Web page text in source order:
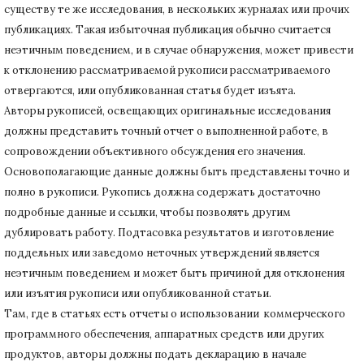
существу те же исследования, в нескольких журналах или прочих
публикациях. Такая избыточная публикация обычно считается
неэтичным поведением, и в случае обнаружения, может привести
к отклонению рассматриваемой рукописи рассматриваемого
отвергаются, или опубликованная статья будет изъята.
Авторы рукописей, освещающих оригинальные исследования
должны представить точный отчет о выполненной работе, в
сопровождении объективного обсуждения его значения.
Основополагающие данные должны быть представлены точно и
полно в рукописи. Рукопись должна содержать достаточно
подробные данные и ссылки, чтобы позволять другим
дублировать работу. Подтасовка результатов и изготовление
поддельных или заведомо неточных утверждений является
неэтичным поведением и может быть причиной для отклонения
или изъятия рукописи или опубликованной статьи.
Там, где в статьях есть отчеты о использовании коммерческого
программного обеспечения, аппаратных средств или других
продуктов, авторы должны подать декларацию в начале